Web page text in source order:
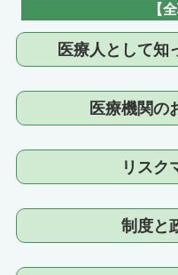
【
医療人として知
医療機関の
リスク
制度と